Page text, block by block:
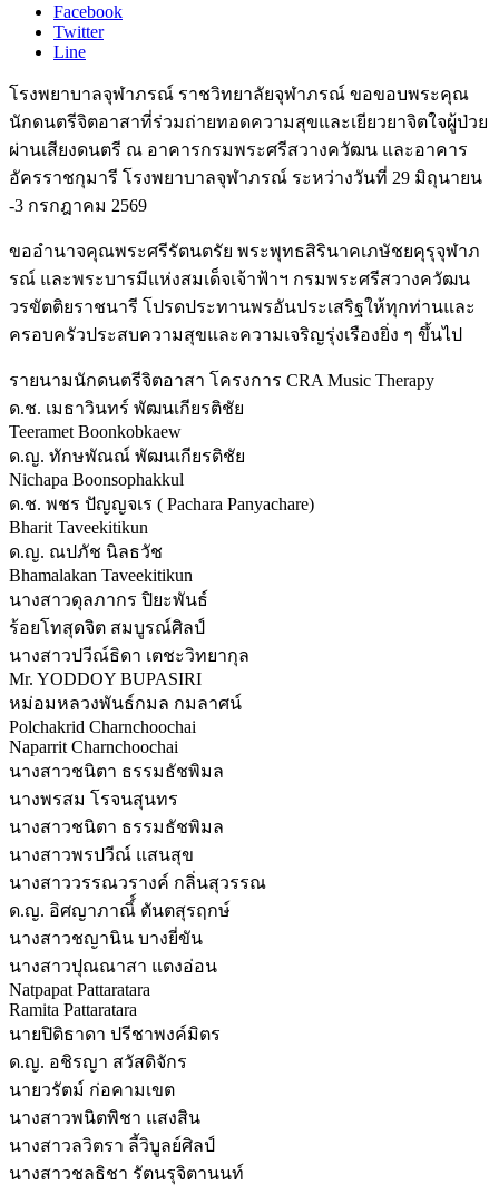
Facebook
Twitter
Line
โรงพยาบาลจุฬาภรณ์ ราชวิทยาลัยจุฬาภรณ์ ขอขอบพระคุณ
นักดนตรีจิตอาสาที่ร่วมถ่ายทอดความสุขและเยียวยาจิตใจผู้ป่วย
ผ่านเสียงดนตรี ณ อาคารกรมพระศรีสวางควัฒน และอาคาร
อัครราชกุมารี โรงพยาบาลจุฬาภรณ์ ระหว่างวันที่ 29 มิถุนายน
-3 กรกฎาคม 2569
ขออำนาจคุณพระศรีรัตนตรัย พระพุทธสิรินาคเภษัชยคุรุจุฬาภ
รณ์ และพระบารมีแห่งสมเด็จเจ้าฟ้าฯ กรมพระศรีสวางควัฒน
วรขัตติยราชนารี โปรดประทานพรอันประเสริฐให้ทุกท่านและ
ครอบครัวประสบความสุขและความเจริญรุ่งเรืองยิ่ง ๆ ขึ้นไป
รายนามนักดนตรีจิตอาสา โครงการ CRA Music Therapy
ด.ช. เมธาวินทร์ พัฒนเกียรติชัย
Teeramet Boonkobkaew
ด.ญ. ทักษพัณณ์ พัฒนเกียรติชัย
Nichapa Boonsophakkul
ด.ช. พชร ปัญญจเร ( Pachara Panyachare)
Bharit Taveekitikun
ด.ญ. ณปภัช นิลธวัช
Bhamalakan Taveekitikun
นางสาวดุลภากร ปิยะพันธ์
ร้อยโทสุดจิต สมบูรณ์ศิลป์
นางสาวปวีณ์ธิดา เตชะวิทยากุล
Mr. YODDOY BUPASIRI
หม่อมหลวงพันธ์กมล กมลาศน์
Polchakrid Charnchoochai
Naparrit Charnchoochai
นางสาวชนิตา ธรรมธัชพิมล
นางพรสม โรจนสุนทร
นางสาวชนิตา ธรรมธัชพิมล
นางสาวพรปวีณ์ แสนสุข
นางสาววรรณวรางค์ กลิ่นสุวรรณ
ด.ญ. อิศญาภาณิ์์ ตันตสุรฤกษ์
นางสาวชญานิน บางยี่ขัน
นางสาวปุณณาสา แตงอ่อน
Natpapat Pattaratara
Ramita Pattaratara
นายปิติธาดา ปรีชาพงค์มิตร
ด.ญ. อชิรญา สวัสดิจักร
นายวรัตม์ ก่อคามเขต
นางสาวพนิตพิชา แสงสิน
นางสาวลวิตรา ลี้วิบูลย์ศิลป์
นางสาวชลธิชา​ รัตนรุจิตานนท์